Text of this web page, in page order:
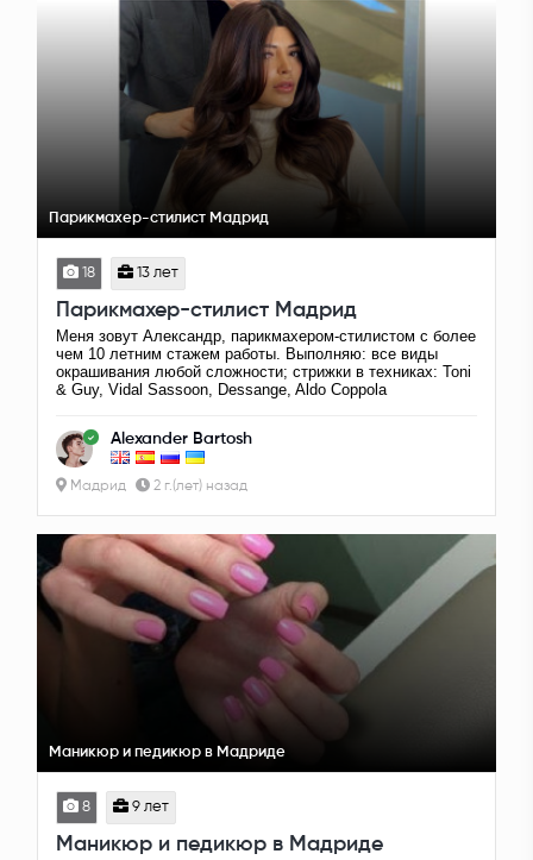
Парикмахер-стилист Мадрид
18 13 лет
Парикмахер-стилист Мадрид
Меня зовут Александр, парикмахером-стилистом с более
чем 10 летним стажем работы. Выполняю: все виды
окрашивания любой сложности; стрижки в техниках: Toni
& Guy, Vidal Sassoon, Dessange, Aldo Coppola
Alexander Bartosh
Мадрид 2 г.(лет) назад
Маникюр и педикюр в Мадриде
8 9 лет
Маникюр и педикюр в Мадриде